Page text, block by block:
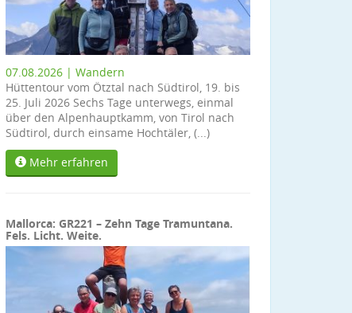
07.08.2026 | Wandern
Hüttentour vom Ötztal nach Südtirol, 19. bis
25. Juli 2026 Sechs Tage unterwegs, einmal
über den Alpenhauptkamm, von Tirol nach
Südtirol, durch einsame Hochtäler, (...)
Mehr erfahren
Mallorca: GR221 – Zehn Tage Tramuntana.
Fels. Licht. Weite.